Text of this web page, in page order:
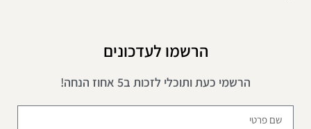
הרשמו לעדכונים
הרשמי כעת ותוכלי לזכות ב5 אחוז הנחה!